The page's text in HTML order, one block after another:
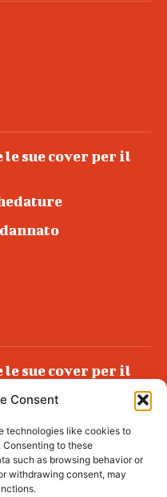
Consent
technologies like cookies to
to these
such as browsing behavior or
withdrawing consent, may
le sue cover per il
le sue cover per il